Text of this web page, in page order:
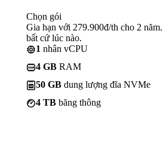
Chọn gói
Gia hạn với 279.900đ/th cho 2
bất cứ lúc nào.
1 nhân vCPU
4 GB RAM
50 GB dung lượng đĩa NVMe
4 TB băng thông